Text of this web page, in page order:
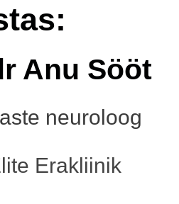
Anu Sööt
neuroloog
Erakliinik